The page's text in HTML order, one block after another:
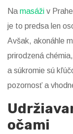
Na masáži v
je to predsa len
Avšak, akonáhle
prirodzená
a súkromie sú
pozornosť a
očami